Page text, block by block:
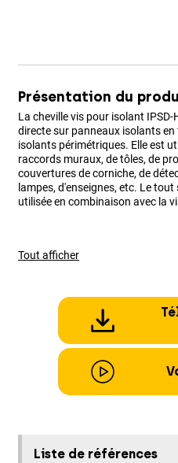
Présentation du
La cheville vis pour isolant
directe sur panneaux isolants
isolants périmétriques. Elle est
raccords muraux, de tôles, de
couvertures de corniche, de
lampes, d'enseignes, etc. Le
utilisée en combinaison avec la
Tout afficher
Liste de références